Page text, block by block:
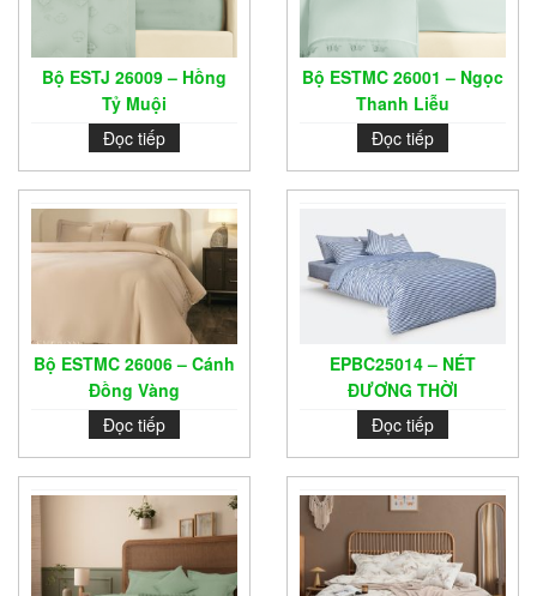
Bộ ESTJ 26009 – Hồng
Tỷ Muội
Đọc tiếp
Bộ ESTMC 26001 – Ngọc
Thanh Liễu
Đọc tiếp
Bộ ESTMC 26006 – Cánh
Đồng Vàng
Đọc tiếp
EPBC25014 – NÉT
ĐƯƠNG THỜI
Đọc tiếp